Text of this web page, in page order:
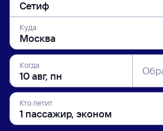
Куда
Когда
Кто летит